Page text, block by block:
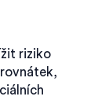
riziko
,